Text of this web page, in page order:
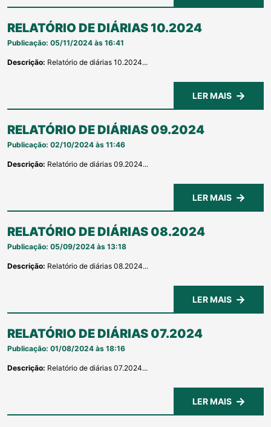
RELATÓRIO DE DIÁRIAS 10.2024
Publicação: 05/11/2024 às 16:41
Descrição: Relatório de diárias 10.2024...
LER MAIS
RELATÓRIO DE DIÁRIAS 09.2024
Publicação: 02/10/2024 às 11:46
Descrição: Relatório de diárias 09.2024...
LER MAIS
RELATÓRIO DE DIÁRIAS 08.2024
Publicação: 05/09/2024 às 13:18
Descrição: Relatório de diárias 08.2024...
LER MAIS
RELATÓRIO DE DIÁRIAS 07.2024
Publicação: 01/08/2024 às 18:16
Descrição: Relatório de diárias 07.2024...
LER MAIS